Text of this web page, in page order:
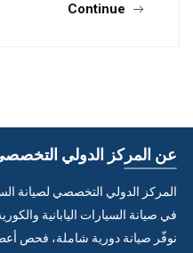
Continue
عن المركز الدولي
المركز الدولي التخصصي لصيانة
في صيانة السيارات اليابانية
نوفّر صيانة دورية شاملة، فحص